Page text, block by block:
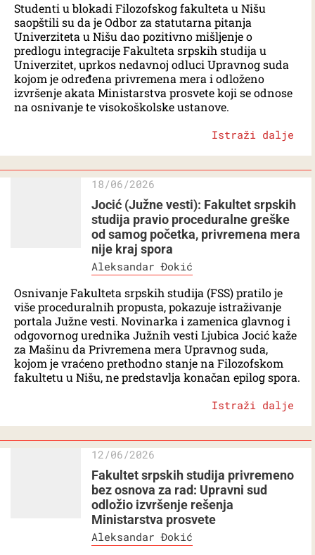
Studenti u blokadi Filozofskog fakulteta u Nišu
saopštili su da je Odbor za statutarna pitanja
Univerziteta u Nišu dao pozitivno mišljenje o
predlogu integracije Fakulteta srpskih studija u
Univerzitet, uprkos nedavnoj odluci Upravnog suda
kojom je određena privremena mera i odloženo
izvršenje akata Ministarstva prosvete koji se odnose
na osnivanje te visokoškolske ustanove.
Istraži dalje
18/06/2026
Jocić (Južne vesti): Fakultet srpskih
studija pravio proceduralne greške
od samog početka, privremena mera
nije kraj spora
Aleksandar Đokić
Osnivanje Fakulteta srpskih studija (FSS) pratilo je
više proceduralnih propusta, pokazuje istraživanje
portala Južne vesti. Novinarka i zamenica glavnog i
odgovornog urednika Južnih vesti Ljubica Jocić kaže
za Mašinu da Privremena mera Upravnog suda,
kojom je vraćeno prethodno stanje na Filozofskom
fakultetu u Nišu, ne predstavlja konačan epilog spora.
Istraži dalje
12/06/2026
Fakultet srpskih studija privremeno
bez osnova za rad: Upravni sud
odložio izvršenje rešenja
Ministarstva prosvete
Aleksandar Đokić